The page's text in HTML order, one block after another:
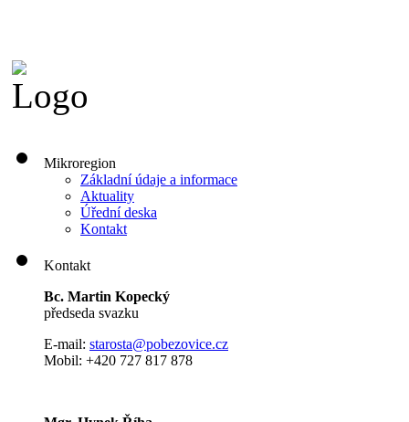
Mikroregion
Základní údaje a informace
Aktuality
Úřední deska
Kontakt
Kontakt
Bc. Martin Kopecký
předseda svazku
E-mail: starosta@pobezovice.cz
Mobil: +420 727 817 878